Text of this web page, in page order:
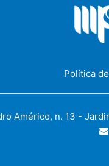
Política
Américo, n. 13 -